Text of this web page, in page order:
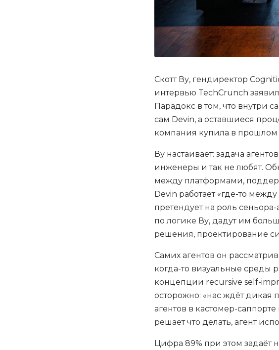
Скотт Ву, гендиректор
интервью TechCrunch
Парадокс в том, что внутри
сам Devin, а оставшиеся
компания купила в прошлом
Ву настаивает: задача
инженеры и так не любят.
между платформами,
Devin работает «где-то
претендует на роль
по логике Ву, дадут им
решения, проектирование
Самих агентов он
когда-то визуальные среды
концепции recursive self-
осторожно: «нас ждёт дикая
агентов в кастомер-
решает что делать, агент
Цифра 89% при этом задаёт